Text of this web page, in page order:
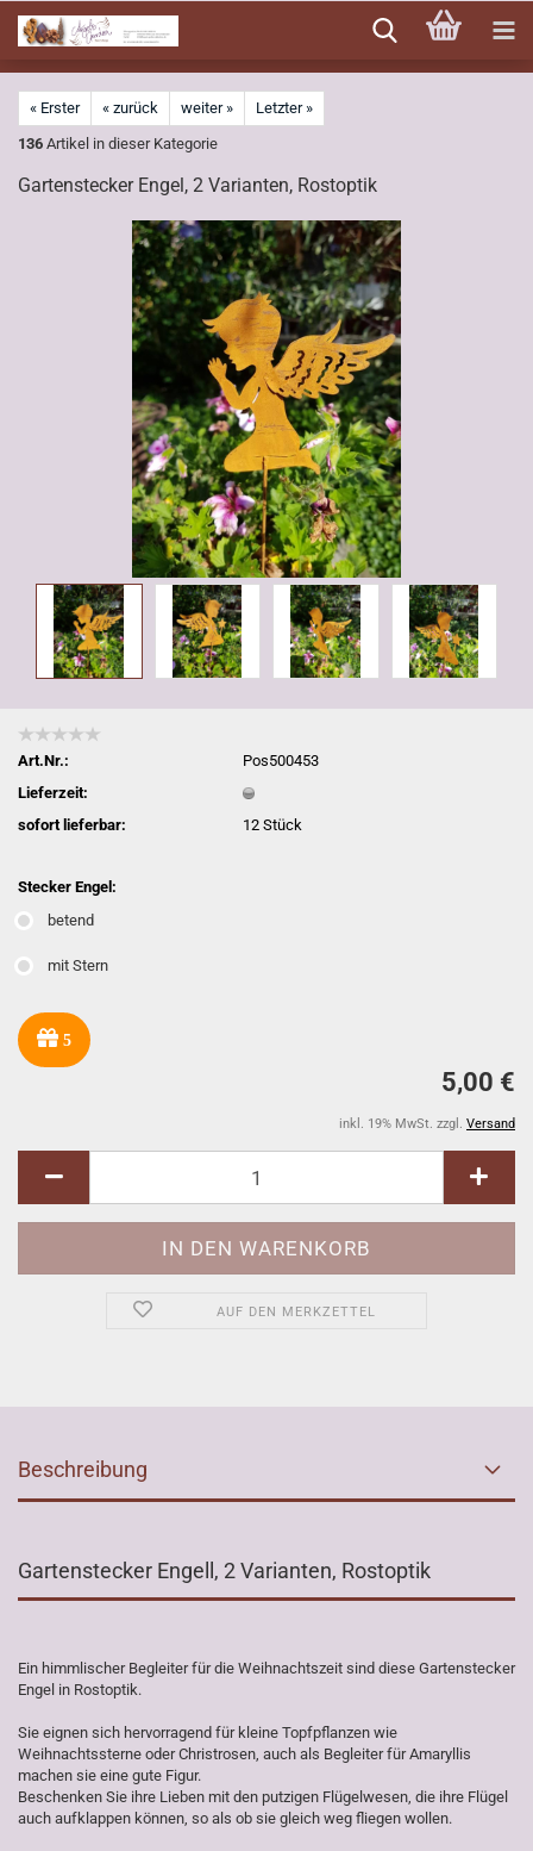
zum
Hauptinhalt
« Erster « zurück weiter »
Letzter »
136 Artikel in dieser Kategorie
Gartenstecker Engel, 2 Varianten, Rostoptik
Art.Nr.:
Pos500453
Lieferzeit:
sofort lieferbar:
12Stück
Stecker Engel:
betend
mit Stern
5
5,00 €
inkl. 19% MwSt. zzgl. Versand
AUF DEN MERKZETTEL
Beschreibung
Gartenstecker Engell, 2 Varianten, Rostoptik
Ein himmlischer Begleiter für die Weihnachtszeit sind diese Gartenstecker
Engel in Rostoptik.
Sie eignen sich hervorragend für kleine Topfpflanzen wie
Weihnachtssterne oder Christrosen, auch als Begleiter für Amaryllis
machen sie eine gute Figur.
Beschenken Sie ihre Lieben mit den putzigen Flügelwesen, die ihre Flügel
auch aufklappen können, so als ob sie gleich weg fliegen wollen.